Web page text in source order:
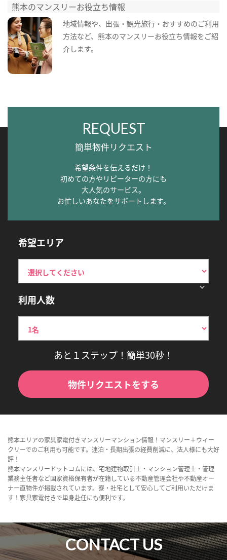
熊本のマンスリーお役立ち情報
地域情報や、出張・観光旅行・おすすめのご利用
方法など、熊本のマンスリーお役立ち情報をご紹
介します。
REQUEST
簡単物件リクエスト
希望条件を伝えるだけ！
初めての方やリピーターの方にも
大人気のサービス。
お忙しいあなたをサポートします。
希望エリア
利用人数
あと１ステップ！簡単30秒！
物件リクエストをする
熊本エリアの家具家電付きマンスリーマンション情報！マンスリー＋ウィー
クリーでのご利用も可能です。連泊・長期出張の経費削減に、法人様にも大好
評！
熊本マンスリードットコムには、宅地建物取引士・マンション管理士・管理
業務主任者など国家資格保有者が在籍している不動産管理会社や不動産オー
ナー直物件が掲載されています。寮・社宅として安心してご利用いただけま
す！家具家電付きで単身赴任にも便利です。
CONTACT US